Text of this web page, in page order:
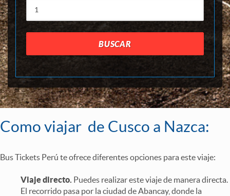
BUSCAR
Como viajar de Cusco a Nazca:
Bus Tickets Perú te ofrece diferentes opciones para este viaje:
Viaje directo. Puedes realizar este viaje de manera directa.
El recorrido pasa por la ciudad de Abancay, donde la